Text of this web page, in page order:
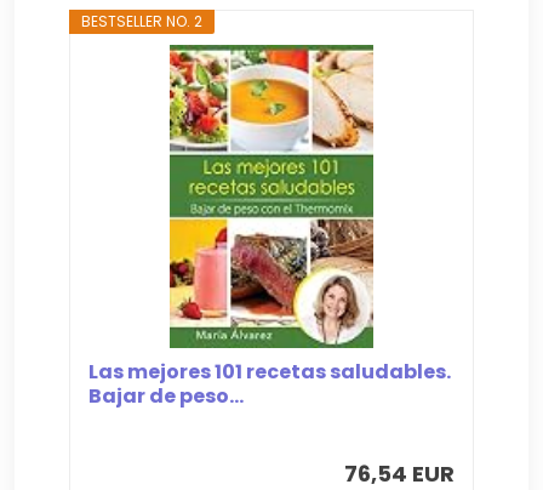
BESTSELLER NO. 2
Las mejores 101 recetas saludables.
Bajar de peso...
76,54 EUR